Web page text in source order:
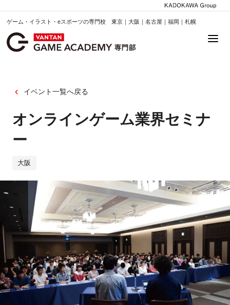
ゲーム・イラスト・eスポーツの専門校 東京｜大阪｜名古屋｜福岡｜札幌
イベント一覧へ戻る
オンラインゲーム業界セミナ
ー
大阪